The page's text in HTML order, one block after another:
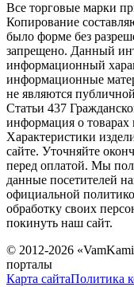
Все торговые марки
Копирование
было форме без
запрещено. Данный
информационный
информационные
не являются
Статьи 437
информация о товарах
Характеристики
сайте. Уточняйте
перед оплатой. Мы
данные посетителей
официальной
обработку своих
покинуть наш сайт.
© 2012-2026
порталы
Карта сайтаПолитика